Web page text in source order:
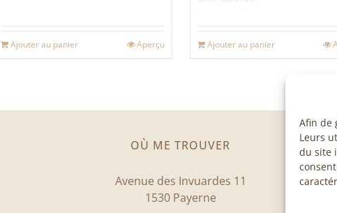
Afin de
Leurs
du site
Ajouter au panier Aperçu Ajouter au panier
OÙ ME TROUVER
Avenue des Invuardes 11
1530 Payerne